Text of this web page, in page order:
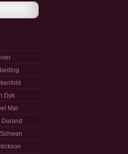
Dyk
Mar
Durand